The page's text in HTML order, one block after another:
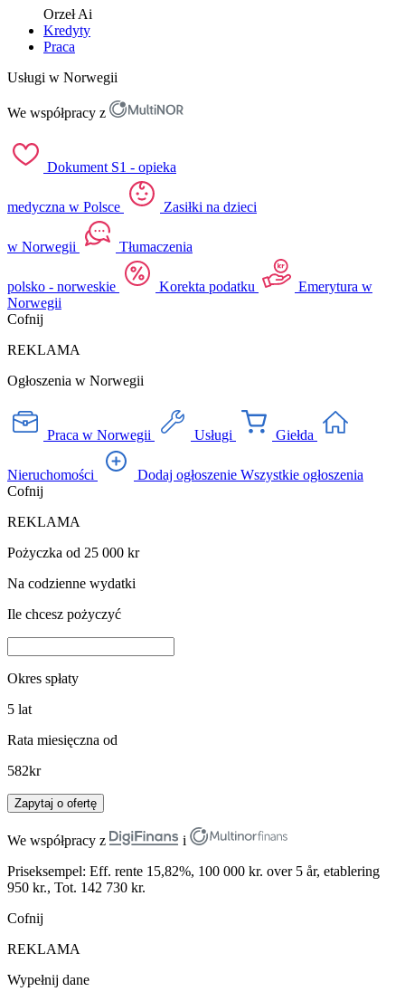
OrzełAi
Kredyty
Praca
Usługi w Norwegii
We współpracy z
Dokument S1 - opieka
medyczna w Polsce Zasiłki na dzieci
w Norwegii Tłumaczenia
polsko - norweskie Korekta podatku
Emerytura w
Norwegii
Cofnij
REKLAMA
Ogłoszenia w Norwegii
Praca w Norwegii Usługi Giełda
Nieruchomości Dodaj ogłoszenie Wszystkie ogłoszenia
Cofnij
REKLAMA
Pożyczka od 25 000 kr
Na codzienne wydatki
Ile chcesz pożyczyć
Okres spłaty
5 lat
Rata miesięczna od
582kr
Zapytaj o ofertę
We współpracy z
i
Priseksempel: Eff. rente 15,82%, 100 000 kr. over 5 år, etablering
950 kr., Tot. 142 730 kr.
Cofnij
REKLAMA
Wypełnij dane